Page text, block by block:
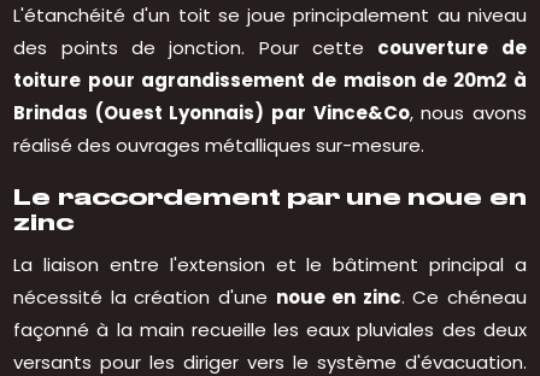
L'étanchéité d'un toit se joue principalement au niveau
des points de jonction. Pour cette couverture de
toiture pour agrandissement de maison de 20m2 à
Brindas (Ouest Lyonnais) par Vince&Co, nous avons
réalisé des ouvrages métalliques sur-mesure.
Le raccordement par une noue en
zinc
La liaison entre l'extension et le bâtiment principal a
nécessité la création d'une noue en zinc. Ce chéneau
façonné à la main recueille les eaux pluviales des deux
versants pour les diriger vers le système d'évacuation.